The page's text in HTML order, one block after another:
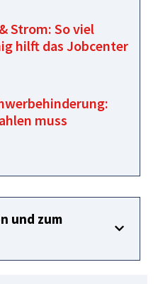
Strom: So viel
hilft das Jobcenter
muss
und zum